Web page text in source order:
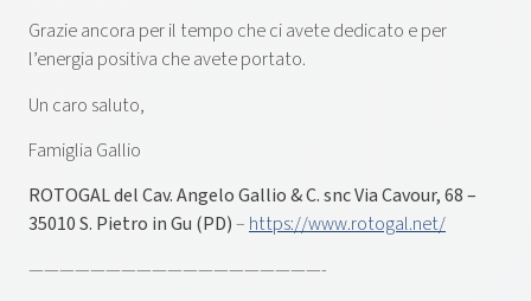
Grazie ancora per il tempo che ci avete dedicato e per
l’energia positiva che avete portato.
Un caro saluto,
Famiglia Gallio
ROTOGAL del Cav. Angelo Gallio & C. snc Via Cavour, 68 –
35010 S. Pietro in Gu (PD)–https://www.rotogal.net/
———————————————————-